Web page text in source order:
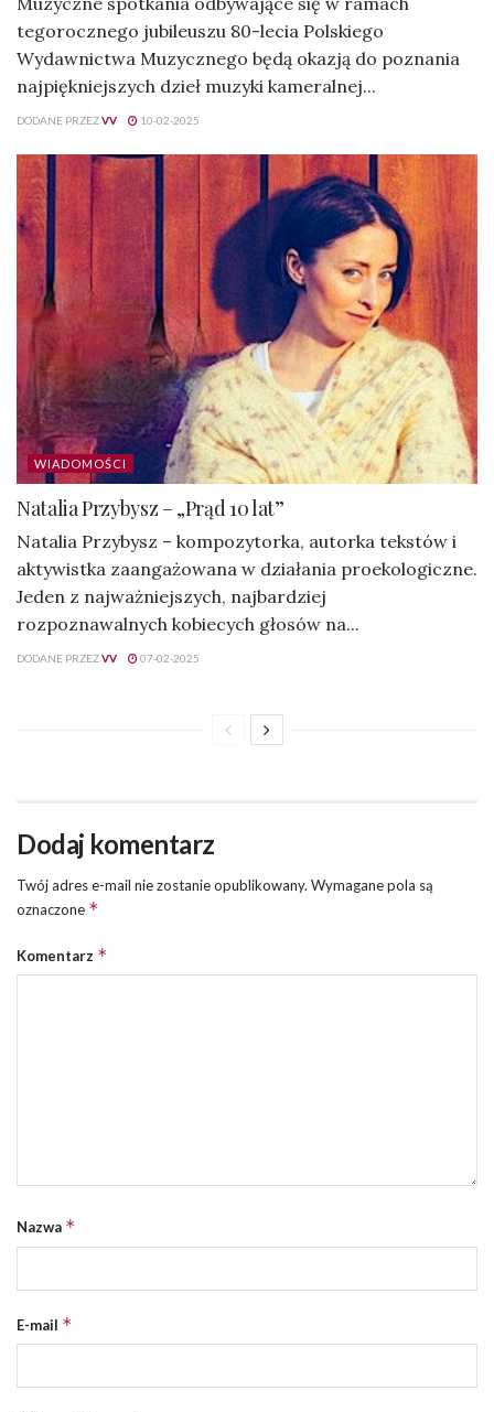
tegorocznego jubileuszu 80-lecia Polskiego
Wydawnictwa Muzycznego będą okazją do poznania
najpiękniejszych dzieł muzyki kameralnej...
DODANE PRZEZVV 10-02-2025
WIADOMOŚCI
Natalia Przybysz – „Prąd 10 lat”
Natalia Przybysz – kompozytorka, autorka tekstów i
aktywistka zaangażowana w działania proekologiczne.
Jeden z najważniejszych, najbardziej
rozpoznawalnych kobiecych głosów na...
DODANE PRZEZVV 07-02-2025
Dodaj komentarz
Twój adres e-mail nie zostanie opublikowany. Wymagane pola są
oznaczone *
Komentarz *
Nazwa *
E-mail *